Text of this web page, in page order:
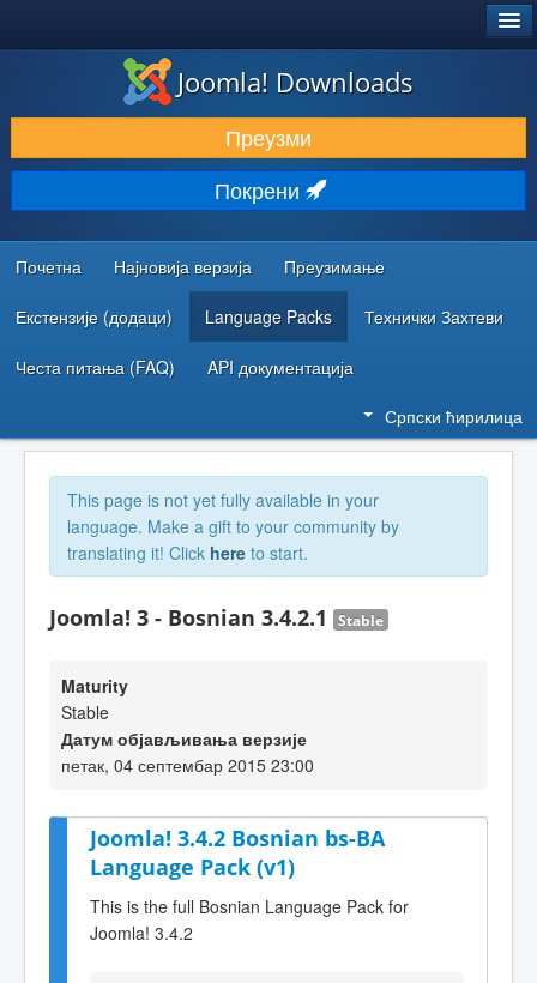
ПРЕУЗИМАЊЕ И ПРОШИРЕЊА (ЕКСТЕНЗИЈЕ)
ОТКРИЈТЕ И НАУЧИТЕ
ЗАЈЕДНИЦА И ПОДРШКА
РЕСУРСИ ЗА РАЗВОЈ
Joomla! Downloads
Преузми
Покрени
Почетна Најновија верзија Преузимање
Екстензије (додаци) Language Packs Технички Захтеви
Честа питања (FAQ) API документација
Српски ћирилица
This page is not yet fully available in your
language. Make a gift to your community by
translating it! Click here to start.
Joomla! 3 - Bosnian 3.4.2.1 Stable
Maturity
Stable
Датум објављивања верзије
петак, 04 септембар 2015 23:00
Joomla! 3.4.2 Bosnian bs-BA
Language Pack (v1)
This is the full Bosnian Language Pack for
Joomla! 3.4.2